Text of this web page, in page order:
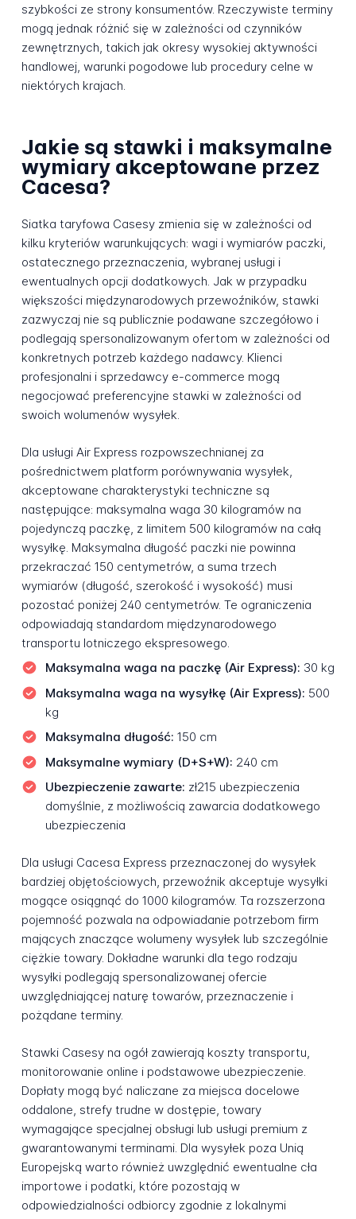
szybkości ze strony konsumentów. Rzeczywiste terminy
mogą jednak różnić się w zależności od czynników
zewnętrznych, takich jak okresy wysokiej aktywności
handlowej, warunki pogodowe lub procedury celne w
niektórych krajach.
Jakie są stawki i maksymalne
wymiary akceptowane przez
Cacesa?
Siatka taryfowa Casesy zmienia się w zależności od
kilku kryteriów warunkujących: wagi i wymiarów paczki,
ostatecznego przeznaczenia, wybranej usługi i
ewentualnych opcji dodatkowych. Jak w przypadku
większości międzynarodowych przewoźników, stawki
zazwyczaj nie są publicznie podawane szczegółowo i
podlegają spersonalizowanym ofertom w zależności od
konkretnych potrzeb każdego nadawcy. Klienci
profesjonalni i sprzedawcy e-commerce mogą
negocjować preferencyjne stawki w zależności od
swoich wolumenów wysyłek.
Dla usługi Air Express rozpowszechnianej za
pośrednictwem platform porównywania wysyłek,
akceptowane charakterystyki techniczne są
następujące: maksymalna waga 30 kilogramów na
pojedynczą paczkę, z limitem 500 kilogramów na całą
wysyłkę. Maksymalna długość paczki nie powinna
przekraczać 150 centymetrów, a suma trzech
wymiarów (długość, szerokość i wysokość) musi
pozostać poniżej 240 centymetrów. Te ograniczenia
odpowiadają standardom międzynarodowego
transportu lotniczego ekspresowego.
Maksymalna waga na paczkę (Air Express): 30 kg
Maksymalna waga na wysyłkę (Air Express): 500
kg
Maksymalna długość: 150 cm
Maksymalne wymiary (D+S+W): 240 cm
Ubezpieczenie zawarte: zł215 ubezpieczenia
domyślnie, z możliwością zawarcia dodatkowego
ubezpieczenia
Dla usługi Cacesa Express przeznaczonej do wysyłek
bardziej objętościowych, przewoźnik akceptuje wysyłki
mogące osiągnąć do 1000 kilogramów. Ta rozszerzona
pojemność pozwala na odpowiadanie potrzebom firm
mających znaczące wolumeny wysyłek lub szczególnie
ciężkie towary. Dokładne warunki dla tego rodzaju
wysyłki podlegają spersonalizowanej ofercie
uwzględniającej naturę towarów, przeznaczenie i
pożądane terminy.
Stawki Casesy na ogół zawierają koszty transportu,
monitorowanie online i podstawowe ubezpieczenie.
Dopłaty mogą być naliczane za miejsca docelowe
oddalone, strefy trudne w dostępie, towary
wymagające specjalnej obsługi lub usługi premium z
gwarantowanymi terminami. Dla wysyłek poza Unią
Europejską warto również uwzględnić ewentualne cła
importowe i podatki, które pozostają w
odpowiedzialności odbiorcy zgodnie z lokalnymi